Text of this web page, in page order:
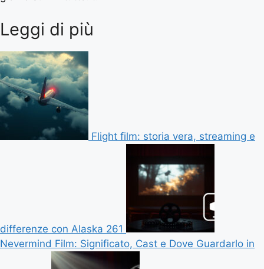
Leggi di più
Flight film: storia vera, streaming e
differenze con Alaska 261
Nevermind Film: Significato, Cast e Dove Guardarlo in